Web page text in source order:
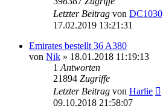
Letzter Beitrag von DC1030
17.02.2019 13:21:31
Emirates bestellt 36 A380
von Nik » 18.01.2018 11:19:13
1 Antworten
21894 Zugriffe
Letzter Beitrag von Harlie
09.10.2018 21:58:07